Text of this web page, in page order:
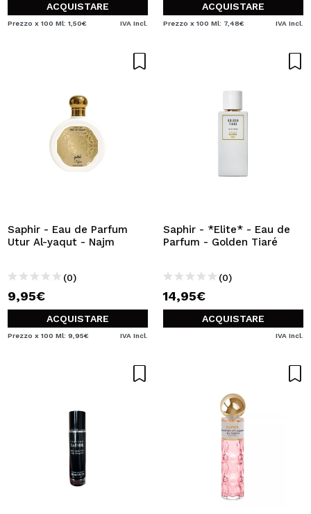
ACQUISTARE
Prezzo x 100 Ml: 1,50€ IVA Incl.
ACQUISTARE
Prezzo x 100 Ml: 7,48€ IVA Incl.
Saphir - Eau de Parfum
Utur Al-yaqut - Najm
(0)
9,95€
ACQUISTARE
Prezzo x 100 Ml: 9,95€ IVA Incl.
Saphir - *Elite* - Eau de
Parfum - Golden Tiaré
(0)
14,95€
ACQUISTARE
IVA Incl.